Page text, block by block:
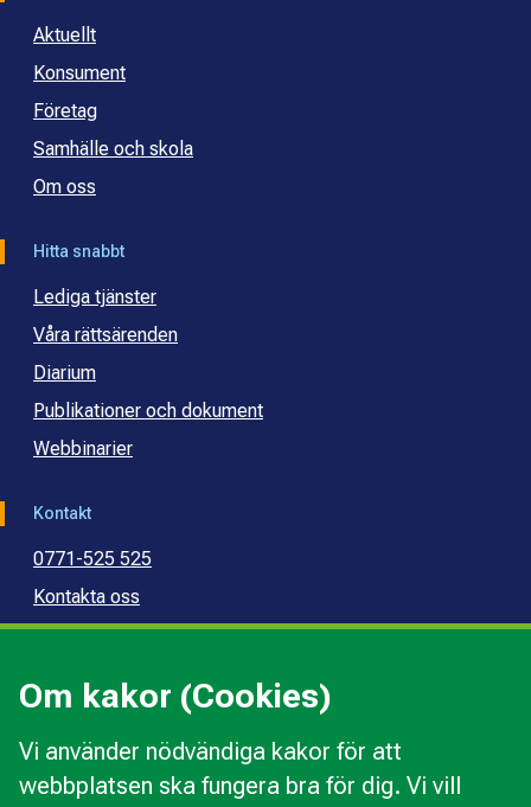
Om kakor (Cookies)
Vi använder nödvändiga kakor för att
webbplatsen ska fungera bra för dig. Vi vill
Aktuellt
Konsument
Företag
Samhälle och skola
Om oss
Hitta snabbt
Lediga tjänster
Våra rättsärenden
Diarium
Publikationer och dokument
Webbinarier
Kontakt
0771-525 525
Kontakta oss
Press
Kommunal budget- och skuldrådgivning